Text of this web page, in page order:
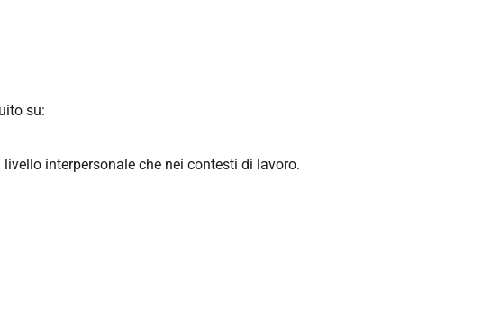
su:
interpersonale che nei contesti di lavoro.